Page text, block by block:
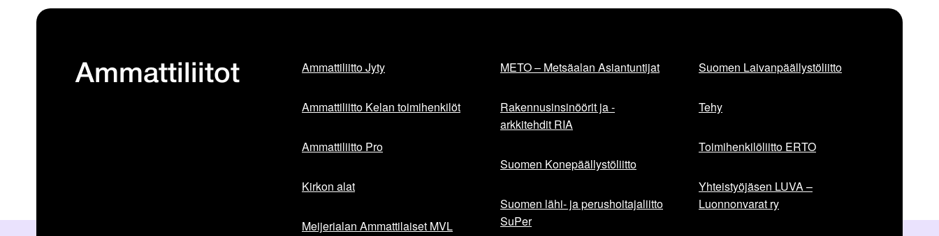
Ammattiliitot Ammattiliitto Jyty
Ammattiliitto Kelan toimihenkilöt
Ammattiliitto Pro
Kirkon alat
Meijerialan Ammattilaiset MVL
METO – Metsäalan Asiantuntijat
Rakennusinsinöörit ja -
arkkitehdit RIA
Suomen Konepäällystöliitto
Suomen lähi- ja perushoitajaliitto
SuPer
Suomen Laivanpäällystöliitto
Tehy
Toimihenkilöliitto ERTO
Yhteistyöjäsen LUVA –
Luonnonvarat ry